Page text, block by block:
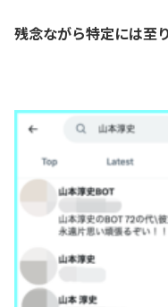
残念ながら特定には至